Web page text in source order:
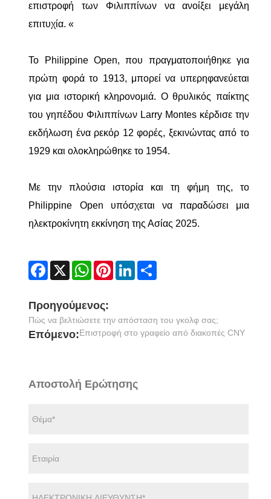
επιστροφή των Φιλιππίνων να ανοίξει μεγάλη
επιτυχία. «
Το Philippine Open, που πραγματοποιήθηκε για
πρώτη φορά το 1913, μπορεί να υπερηφανεύεται
για μια ιστορική κληρονομιά. Ο θρυλικός παίκτης
του γηπέδου Φιλιππίνων Larry Montes κέρδισε την
εκδήλωση ένα ρεκόρ 12 φορές, ξεκινώντας από το
1929 και ολοκληρώθηκε το 1954.
Με την πλούσια ιστορία και τη φήμη της, το
Philippine Open υπόσχεται να παραδώσει μια
ηλεκτροκίνητη εκκίνηση της Ασίας 2025.
Facebook
X WhatsAppPinterestLinkedIn
Προηγούμενος:
Πώς να βελτιώσετε την απόσταση του γκολφ σας;
Επόμενο:Επιστροφή στο γραφείο από διακοπές CNY
Αποστολή Ερώτησης